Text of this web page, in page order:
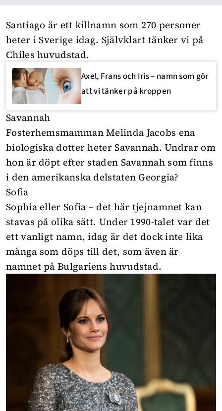
Santiago är ett killnamn som 270 personer
heter i Sverige idag. Självklart tänker vi på
Chiles huvudstad.
Axel, Frans och Iris – namn som gör
att vi tänker på kroppen
Savannah
Fosterhemsmamman Melinda Jacobs ena
biologiska dotter heter Savannah. Undrar om
hon är döpt efter staden Savannah som finns
i den amerikanska delstaten Georgia?
Sofia
Sophia eller Sofia – det här tjejnamnet kan
stavas på olika sätt. Under 1990-talet var det
ett vanligt namn, idag är det dock inte lika
många som döps till det, som även är
namnet på Bulgariens huvudstad.